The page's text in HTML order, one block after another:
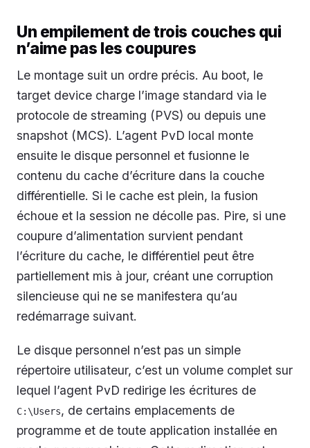
Un empilement de trois couches qui
n’aime pas les coupures
Le montage suit un ordre précis. Au boot, le
target device charge l’image standard via le
protocole de streaming (PVS) ou depuis une
snapshot (MCS). L’agent PvD local monte
ensuite le disque personnel et fusionne le
contenu du cache d’écriture dans la couche
différentielle. Si le cache est plein, la fusion
échoue et la session ne décolle pas. Pire, si une
coupure d’alimentation survient pendant
l’écriture du cache, le différentiel peut être
partiellement mis à jour, créant une corruption
silencieuse qui ne se manifestera qu’au
redémarrage suivant.
Le disque personnel n’est pas un simple
répertoire utilisateur, c’est un volume complet sur
lequel l’agent PvD redirige les écritures de
C:\Users, de certains emplacements de
programme et de toute application installée en